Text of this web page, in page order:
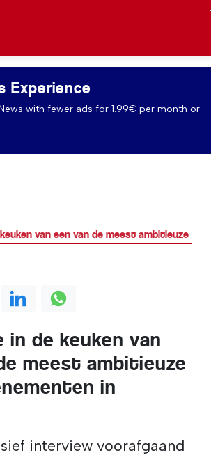
Experience
with fewer ads for 1.99€ per month or
van een van de meest ambitieuze
in de keuken van
meest ambitieuze
in
interview voorafgaand